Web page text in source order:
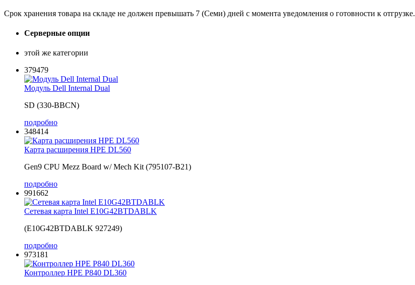
Срок хранения товара на складе не должен превышать 7 (Семи) дней с момента уведомления о готовности к отгрузке.
Серверные опции
этой же категории
379479
Модуль Dell Internal Dual
SD (330-BBCN)
подробно
348414
Карта расширения HPE DL560
Gen9 CPU Mezz Board w/ Mech Kit (795107-B21)
подробно
991662
Сетевая карта Intel E10G42BTDABLK
(E10G42BTDABLK 927249)
подробно
973181
Контроллер HPE P840 DL360